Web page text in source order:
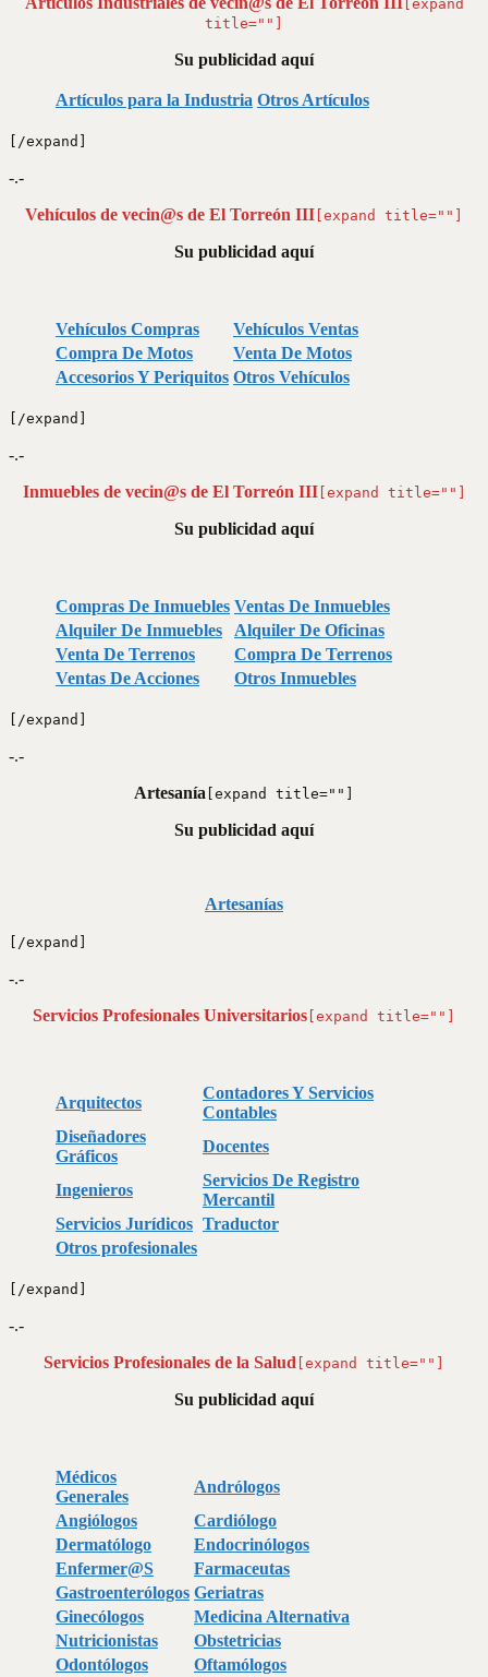
[expand
title=""]
Su publicidad aquí
Artículos para la Industria Otros Artículos
[/expand]
-.-
Vehículos de vecin@s de El Torreón III [expand title=""]
Su publicidad aquí
Vehículos Compras
Vehículos Ventas
Compra De Motos
Venta De Motos
Accesorios Y Periquitos Otros Vehículos
[/expand]
-.-
Inmuebles de vecin@s de El Torreón III [expand title=""]
Su publicidad aquí
Compras De Inmuebles Ventas De Inmuebles
Alquiler De Inmuebles
Alquiler De Oficinas
Venta De Terrenos
Compra De Terrenos
Ventas De Acciones
Otros Inmuebles
[/expand]
-.-
Artesanía [expand title=""]
Su publicidad aquí
Artesanías
[/expand]
-.-
Servicios Profesionales Universitarios [expand title=""]
Arquitectos
Contadores Y Servicios
Contables
Diseñadores
Gráficos
Docentes
Ingenieros
Servicios De Registro
Mercantil
Servicios Jurídicos Traductor
Otros profesionales
[/expand]
-.-
Servicios Profesionales de la Salud [expand title=""]
Su publicidad aquí
Médicos
Generales
Andrólogos
Angiólogos
Cardiólogo
Dermatólogo
Endocrinólogos
Enfermer@S
Farmaceutas
Gastroenterólogos Geriatras
Ginecólogos
Medicina Alternativa
Nutricionistas
Obstetricias
Odontólogos
Oftamólogos